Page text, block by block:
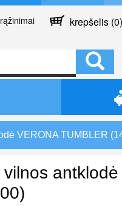
krepšelis (0)
VERONA TUMBLER
vilnos